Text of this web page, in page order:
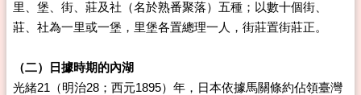
里、堡、街、莊及社（名於熟番聚落）五種；以數十個街、
莊、社為一里或一堡，里堡各置總理一人，街莊置街莊正。
（二）日據時期的內湖
光緒21（明治28；西元1895）年，日本依據馬關條約佔領臺灣